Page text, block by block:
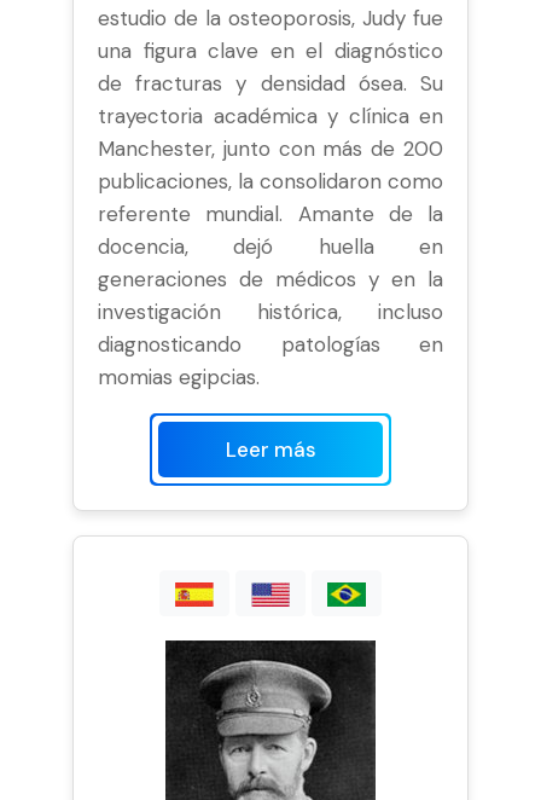
estudio de la osteoporosis, Judy fue
una figura clave en el diagnóstico
de fracturas y densidad ósea. Su
trayectoria académica y clínica en
Manchester, junto con más de 200
publicaciones, la consolidaron como
referente mundial. Amante de la
docencia, dejó huella en
generaciones de médicos y en la
investigación histórica, incluso
diagnosticando patologías en
momias egipcias.
Leer más